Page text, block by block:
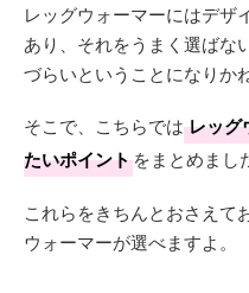
レッグウォーマーにはデザ
あり、それをうまく選ばな
づらいということになりか
そこで、こちらでは レッグ
たいポイントをまとめまし
これらをきちんとおさえて
ウォーマーが選べますよ。